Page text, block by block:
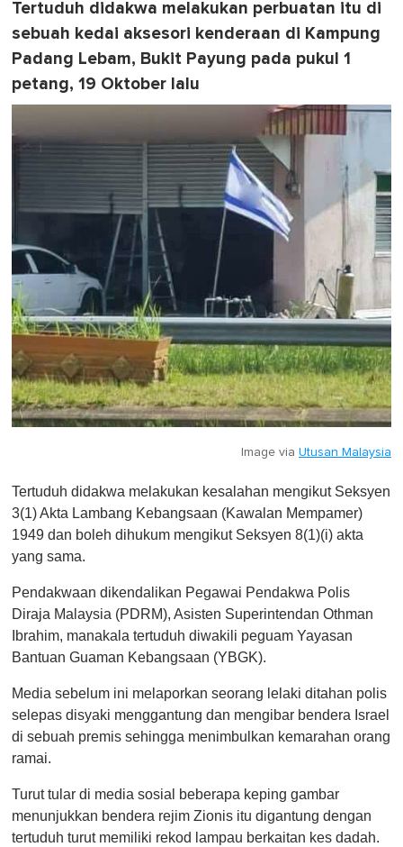
Tertuduh didakwa melakukan perbuatan itu di
sebuah kedai aksesori kenderaan di Kampung
Padang Lebam, Bukit Payung pada pukul 1
petang, 19 Oktober lalu
Image via Utusan Malaysia
Tertuduh didakwa melakukan kesalahan mengikut Seksyen
3(1) Akta Lambang Kebangsaan (Kawalan Mempamer)
1949 dan boleh dihukum mengikut Seksyen 8(1)(i) akta
yang sama.
Pendakwaan dikendalikan Pegawai Pendakwa Polis
Diraja Malaysia (PDRM), Asisten Superintendan Othman
Ibrahim, manakala tertuduh diwakili peguam Yayasan
Bantuan Guaman Kebangsaan (YBGK).
Media sebelum ini melaporkan seorang lelaki ditahan polis
selepas disyaki menggantung dan mengibar bendera Israel
di sebuah premis sehingga menimbulkan kemarahan orang
ramai.
Turut tular di media sosial beberapa keping gambar
menunjukkan bendera rejim Zionis itu digantung dengan
tertuduh turut memiliki rekod lampau berkaitan kes dadah.